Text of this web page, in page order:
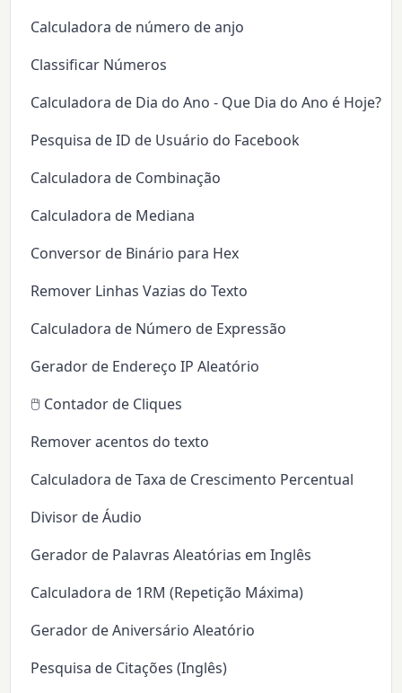
Calculadora de número de anjo
Classificar Números
Calculadora de Dia do Ano - Que Dia do Ano é Hoje?
Pesquisa de ID de Usuário do Facebook
Calculadora de Combinação
Calculadora de Mediana
Conversor de Binário para Hex
Remover Linhas Vazias do Texto
Calculadora de Número de Expressão
Gerador de Endereço IP Aleatório
🖱️ Contador de Cliques
Remover acentos do texto
Calculadora de Taxa de Crescimento Percentual
Divisor de Áudio
Gerador de Palavras Aleatórias em Inglês
Calculadora de 1RM (Repetição Máxima)
Gerador de Aniversário Aleatório
Pesquisa de Citações (Inglês)